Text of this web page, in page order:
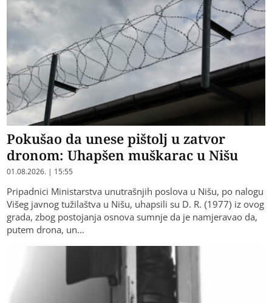
Pokušao da unese pištolj u zatvor
dronom: Uhapšen muškarac u Nišu
01.08.2026. | 15:55
Pripadnici Ministarstva unutrašnjih poslova u Nišu, po nalogu
Višeg javnog tužilaštva u Nišu, uhapsili su D. R. (1977) iz ovog
grada, zbog postojanja osnova sumnje da je namjeravao da,
putem drona, un…